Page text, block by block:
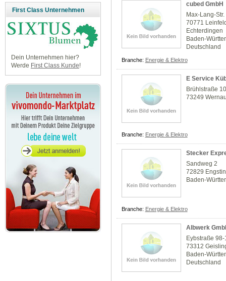
First Class Unternehmen
Dein Unternehmen hier?
Werde First Class Kunde!
cubed GmbH
Max-Lang-
70771
Echterdingen
Baden-
Deutschland
Branche: Energie & Elektro
E Service
Brühlstraße
73249
Branche: Energie & Elektro
Stecker
Sandweg 2
72829
Baden-
Branche: Energie & Elektro
Albwerk
Eybstraße
73312
Baden-
Deutschland